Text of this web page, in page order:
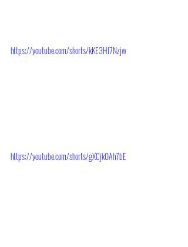
https://youtube.com/shorts/kKE3Hl7Nzjw
https://youtube.com/shorts/gXCjk0Ah7bE